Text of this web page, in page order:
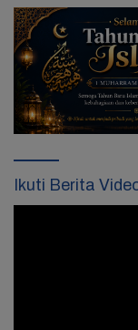
Ikuti Berita